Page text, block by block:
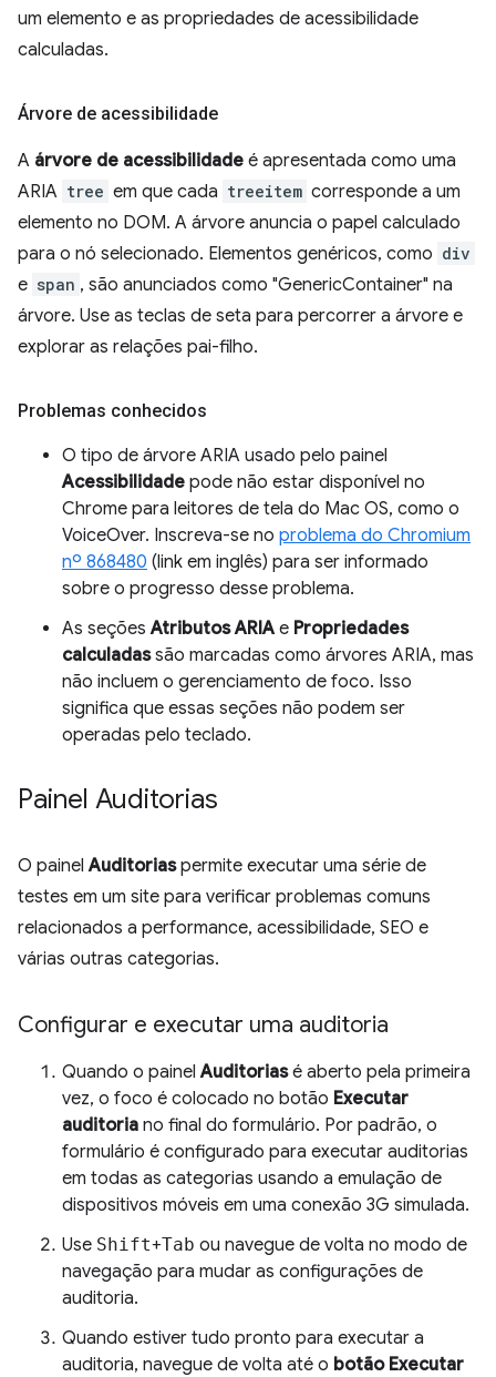
um elemento e as propriedades de acessibilidade
calculadas.
Árvore de acessibilidade
A árvore de acessibilidade é apresentada como uma
ARIA tree em que cada treeitem corresponde a um
elemento no DOM. A árvore anuncia o papel calculado
para o nó selecionado. Elementos genéricos, como div
e span , são anunciados como "GenericContainer" na
árvore. Use as teclas de seta para percorrer a árvore e
explorar as relações pai-filho.
Problemas conhecidos
O tipo de árvore ARIA usado pelo painel
Acessibilidade pode não estar disponível no
Chrome para leitores de tela do Mac OS, como o
VoiceOver. Inscreva-se no problema do Chromium
nº 868480 (link em inglês) para ser informado
sobre o progresso desse problema.
As seçõesAtributos ARIA e Propriedades
calculadassão marcadas como árvores ARIA, mas
não incluem o gerenciamento de foco. Isso
significa que essas seções não podem ser
operadas pelo teclado.
Painel Auditorias
O painelAuditoriaspermite executar uma série de
testes em um site para verificar problemas comuns
relacionados a performance, acessibilidade, SEO e
várias outras categorias.
Configurar e executar uma auditoria
Quando o painelAuditoriasé aberto pela primeira
vez, o foco é colocado no botão Executar
auditoria no final do formulário. Por padrão, o
formulário é configurado para executar auditorias
em todas as categorias usando a emulação de
dispositivos móveis em uma conexão 3G simulada.
Use Shift+Tab ou navegue de volta no modo de
navegação para mudar as configurações de
auditoria.
Quando estiver tudo pronto para executar a
auditoria, navegue de volta até o botão Executar